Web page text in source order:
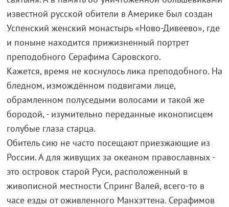
известной русской обители в Америке был создан
Успенский женский монастырь «Ново-Дивеево», где
и поныне находится прижизненный портрет
преподобного Серафима Саровского.
Кажется, время не коснулось лика преподобного. На
бледном, измождённом подвигами лице,
обрамленном полуседыми волосами и такой же
бородой, - изумительно переданные иконописцем
голубые глаза старца.
Обитель сию не часто посещают приезжающие из
России. А для живущих за океаном православных -
это островок старой Руси, расположенный в
живописной местности Спринг Валей, всего-то в
часе езды от оживленного Манхэттена. Серафимов